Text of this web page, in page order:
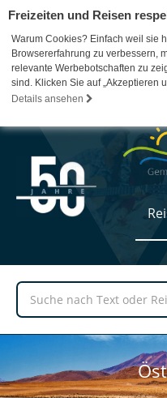
Freizeiten und Reisen
Warum Cookies? Einfach weil sie
Browsererfahrung zu verbessern,
relevante Werbebotschaften zu
sind. Klicken Sie auf „Akzeptieren
Details ansehen
07052 / 17-5110